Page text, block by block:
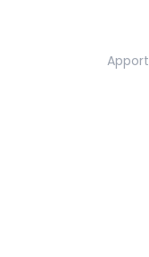
Apport